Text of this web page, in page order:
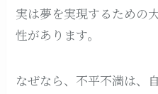
実は夢を実現するための
性があります。
なぜなら、不平不満は、